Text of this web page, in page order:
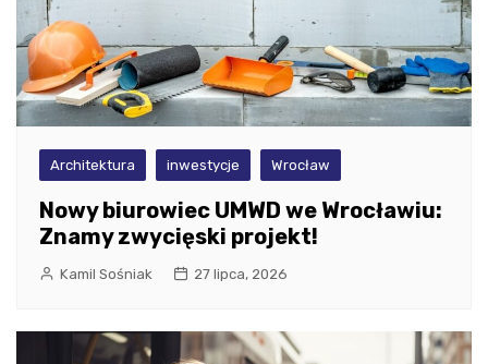
Architektura inwestycje Wrocław
Nowy biurowiec UMWD we Wrocławiu:
Znamy zwycięski projekt!
Kamil Sośniak 27 lipca, 2026